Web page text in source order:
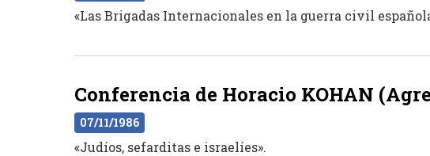
«Las Brigadas Internacionales en la guerra civil
Conferencia de Horacio KOHAN
07/11/1986
«Judíos, sefarditas e israelíes».